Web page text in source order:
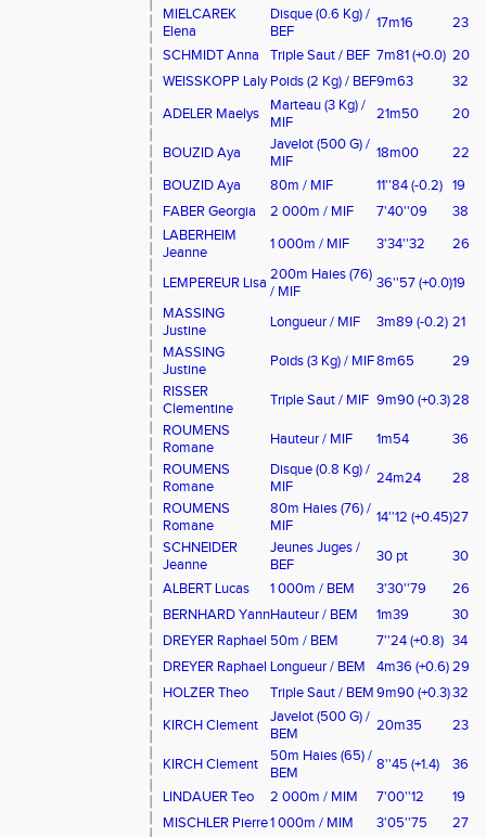
MIELCAREK
Elena
Disque (0.6 Kg) /
BEF
17m16
23
SCHMIDT Anna
Triple Saut / BEF 7m81(+0.0) 20
WEISSKOPP Laly Poids (2 Kg) / BEF9m63
32
ADELER Maelys
Marteau (3 Kg) /
MIF
21m50 20
BOUZID Aya
Javelot (500 G) /
MIF
18m00
22
BOUZID Aya
80m / MIF 11''84(-0.2) 19
FABER Georgia
2 000m / MIF 7'40''09
38
LABERHEIM
Jeanne
1 000m / MIF 3'34''32 26
LEMPEREUR Lisa 200m Haies (76)
/ MIF
36''57(+0.0)19
MASSING
Justine
Longueur / MIF 3m89 (-0.2) 21
MASSING
Justine
Poids (3 Kg) / MIF8m65
29
RISSER
Clementine
Triple Saut / MIF 9m90(+0.3)28
ROUMENS
Romane
Hauteur / MIF 1m54
36
ROUMENS
Romane
Disque (0.8 Kg) /
MIF
24m24
28
ROUMENS
Romane
80m Haies (76) /
MIF
14''12 (+0.45)27
SCHNEIDER
Jeanne
Jeunes Juges /
BEF
30 pt
30
ALBERT Lucas
1 000m / BEM 3'30''79
26
BERNHARD YannHauteur / BEM 1m39
30
DREYER Raphael 50m / BEM 7''24(+0.8) 34
DREYER Raphael Longueur / BEM 4m36 (+0.6)29
HOLZER Theo
Triple Saut / BEM9m90(+0.3)32
KIRCH Clement
Javelot (500 G) /
BEM
20m35 23
KIRCH Clement
50m Haies (65) /
BEM
8''45 (+1.4)
36
LINDAUER Teo
2 000m / MIM 7'00''12
19
MISCHLER Pierre1 000m / MIM 3'05''75 27